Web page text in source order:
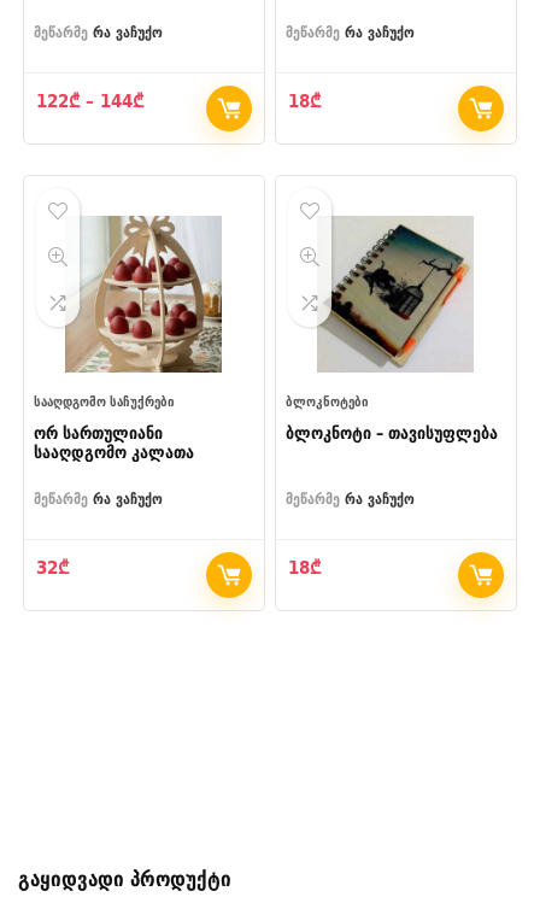
მეწარმე რა ვაჩუქო
122₾ – 144₾Price
122₾
through
მეწარმე რა ვაჩუქო
18₾
ᲡᲐᲐᲦᲓᲒᲝᲛᲝ ᲡᲐᲩᲣᲥᲠᲔᲑᲘ
ორ სართულიანი
სააღდგომო კალათა
მეწარმე რა ვაჩუქო
32₾
ᲑᲚᲝᲙᲜᲝᲢᲔᲑᲘ
ბლოკნოტი – თავისუფლება
მეწარმე რა ვაჩუქო
18₾
გაყიდვადი პროდუქტი